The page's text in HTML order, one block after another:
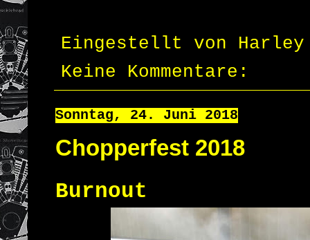
Eingestellt von
Keine Kommentare:
Sonntag, 24. Juni 2018
Chopperfest 2018
Burnout